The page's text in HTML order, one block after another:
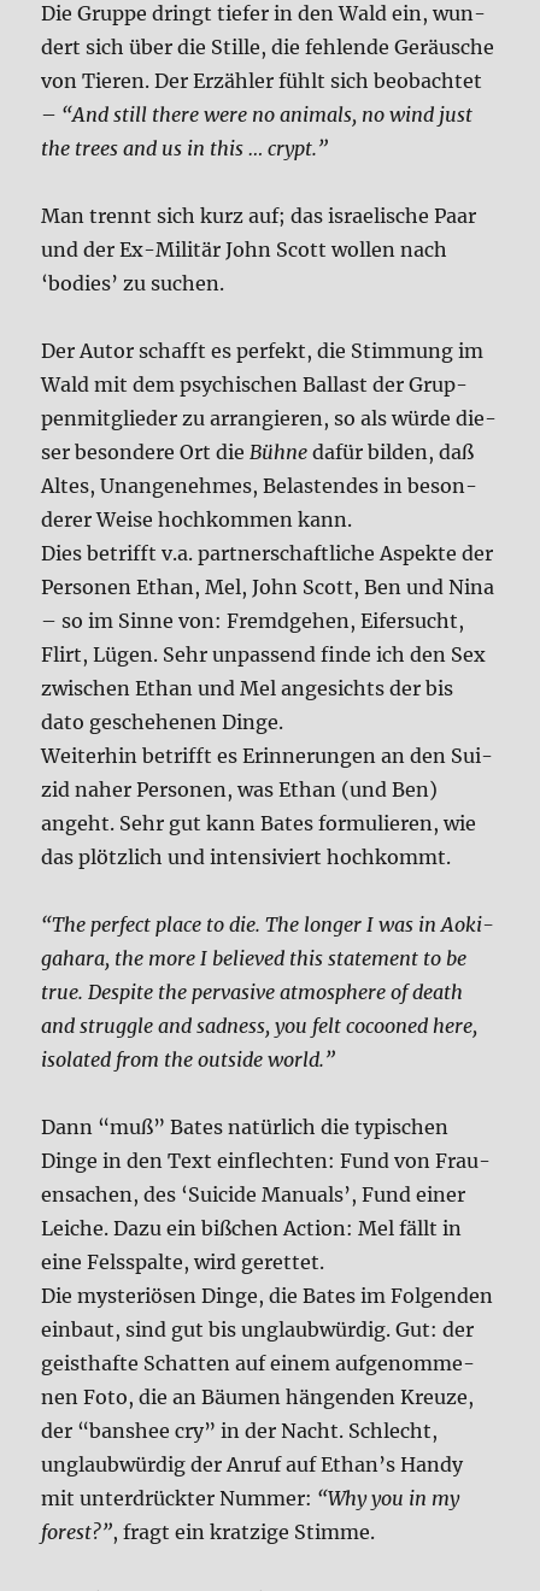
Die Grup­pe dringt tie­fer in den Wald ein, wun­
dert sich über die Stil­le, die feh­len­de Geräu­sche
von Tie­ren. Der Erzäh­ler fühlt sich beob­ach­tet
– “And still the­re were no ani­mals, no wind just
the trees and us in this … crypt.”
Man trennt sich kurz auf; das israe­li­sche Paar
und der Ex-Mili­tär John Scott wol­len nach
‘bodies’ zu suchen.
Der Autor schafft es per­fekt, die Stim­mung im
Wald mit dem psy­chi­schen Bal­last der Grup­
pen­mit­glie­der zu arran­gie­ren, so als wür­de die­
ser beson­de­re Ort dieBüh­ne dafür bil­den, daß
Altes, Unan­ge­neh­mes, Bela­sten­des in beson­
de­rer Wei­se hoch­kom­men kann.
Dies betrifft v.a. part­ner­schaft­li­che Aspek­te der
Per­so­nen Ethan, Mel, John Scott, Ben und Nina
– so im Sin­ne von: Fremd­ge­hen, Eifer­sucht,
Flirt, Lügen. Sehr unpas­send fin­de ich den Sex
zwi­schen Ethan und Mel ange­sichts der bis
dato gesche­he­nen Din­ge.
Wei­ter­hin betrifft es Erin­ne­run­gen an den Sui­
zid naher Per­so­nen, was Ethan (und Ben)
angeht. Sehr gut kann Bates for­mu­lie­ren, wie
das plötz­lich und inten­si­viert hoch­kommt.
“The per­fect place to die. The lon­ger I was in Aoki­
ga­ha­ra, the more I belie­ved this state­ment to be
true. Despi­te the per­va­si­ve atmo­sphe­re of death
and strugg­le and sad­ness, you felt cocoo­ned here,
iso­la­ted from the out­side world.”
Dann “muß” Bates natür­lich die typi­schen
Din­ge in den Text ein­flech­ten: Fund von Frau­
en­sa­chen, des ‘Sui­ci­de Manu­als’, Fund einer
Lei­che. Dazu ein biß­chen Action: Mel fällt in
eine Fels­spal­te, wird geret­tet.
Die myste­riö­sen Din­ge, die Bates im Fol­gen­den
ein­baut, sind gut bis unglaub­wür­dig. Gut: der
geist­haf­te Schat­ten auf einem auf­ge­nom­me­
nen Foto, die an Bäu­men hän­gen­den Kreu­ze,
der “bans­hee cry” in der Nacht. Schlecht,
unglaub­wür­dig der Anruf auf Ethan’s Han­dy
mit unter­drück­ter Num­mer: “Why you in my
forest?”, fragt ein krat­zi­ge Stim­me.